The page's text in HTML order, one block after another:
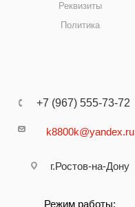
Реквизиты
Политика
+7 (967) 555-73-72
k8800k@yandex.ru
г.Ростов-на-Дону
Режим работы: